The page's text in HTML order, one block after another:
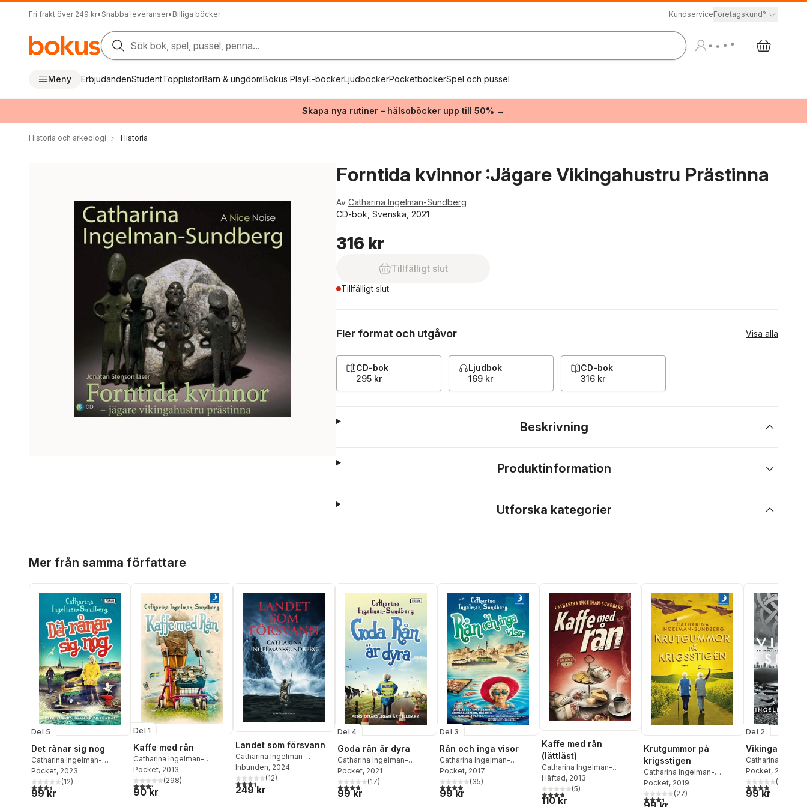
Fri frakt över 249 kr• Snabba leveranser• Billiga böcker KundserviceFöretagskund?
Sök bok, spel, pussel, penna...
Meny ErbjudandenStudentTopplistorBarn & ungdomBokus PlayE-böckerLjudböckerPocketböckerSpel och pussel
Skapa nya rutiner – hälsoböcker upp till 50% →
Historia och arkeologi Historia
Forntida kvinnor :Jägare Vikingahustru Prästinna
Av Catharina Ingelman-Sundberg
CD-bok, Svenska, 2021
316 kr
Tillfälligt slut
Tillfälligt slut
Fler format och utgåvor Visa alla
CD-bok
295 kr
Ljudbok
169 kr
CD-bok
316 kr
Beskrivning
Produktinformation
Utforska kategorier
Mer från samma författare
Del 5
Det rånar sig nog
Catharina Ingelman-
Sundberg
Pocket, 2023
3,5utav 5 stjärnor. Totalt antal röster:
(12)
99 kr
Del 1
Kaffe med rån
Catharina Ingelman-
Sundberg
Pocket, 2013
3,3utav 5 stjärnor. Totalt antal röster:
(298)
90 kr
Landet som försvann
Catharina Ingelman-
Sundberg
Inbunden, 2024
3,4utav 5 stjärnor. Totalt antal röster:
(12)
249 kr
Del 4
Goda rån är dyra
Catharina Ingelman-
Sundberg
Pocket, 2021
3,8utav 5 stjärnor. Totalt antal röster:
(17)
99 kr
Del 3
Rån och inga visor
Catharina Ingelman-
Sundberg
Pocket, 2017
3,9utav 5 stjärnor. Totalt antal röster:
(35)
99 kr
Kaffe med rån
(lättläst)
Catharina Ingelman-
Sundberg
Häftad, 2013
3,8utav 5 stjärnor. Totalt antal röster:
(5)
110 kr
Krutgummor på
krigsstigen
Catharina Ingelman-
Sundberg
Pocket, 2019
3,4utav 5 stjärnor. Totalt antal röster:
(27)
Del 2
Vikingasilver
Catharina
Sundberg
Pocket, 2017
3,9utav 5(
99 kr